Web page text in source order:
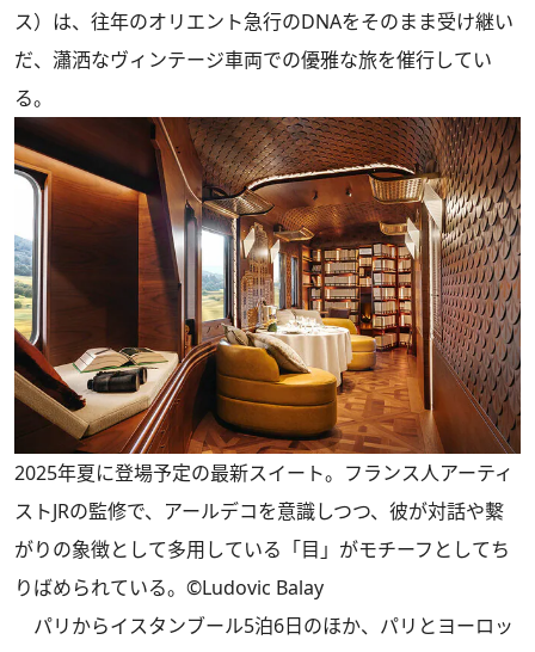
ス）は、往年のオリエント急行のDNAをそのまま受け継い
だ、瀟洒なヴィンテージ車両での優雅な旅を催行してい
る。
2025年夏に登場予定の最新スイート。フランス人アーティ
ストJRの監修で、アールデコを意識しつつ、彼が対話や繫
がりの象徴として多用している「目」がモチーフとしてち
りばめられている。©Ludovic Balay
パリからイスタンブール5泊6日のほか、パリとヨーロッ